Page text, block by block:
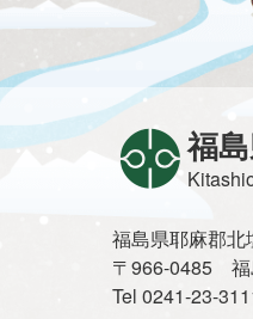
福
福島県耶麻郡北
〒966-0485 福
Tel 0241-23-